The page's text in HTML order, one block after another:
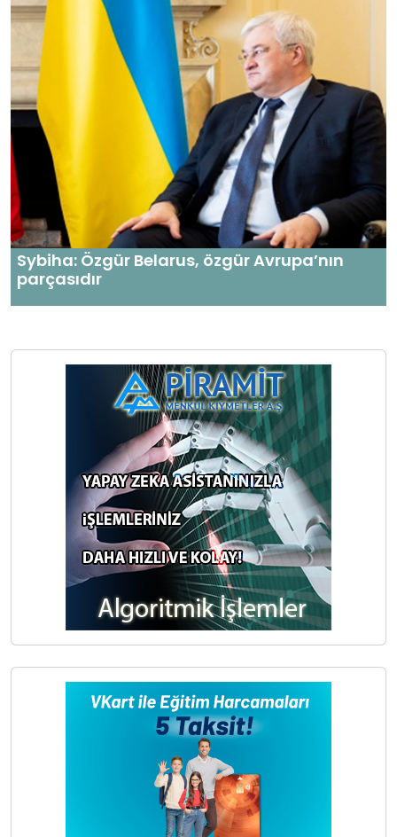
Sybiha: Özgür Belarus, özgür Avrupa’nın
parçasıdır